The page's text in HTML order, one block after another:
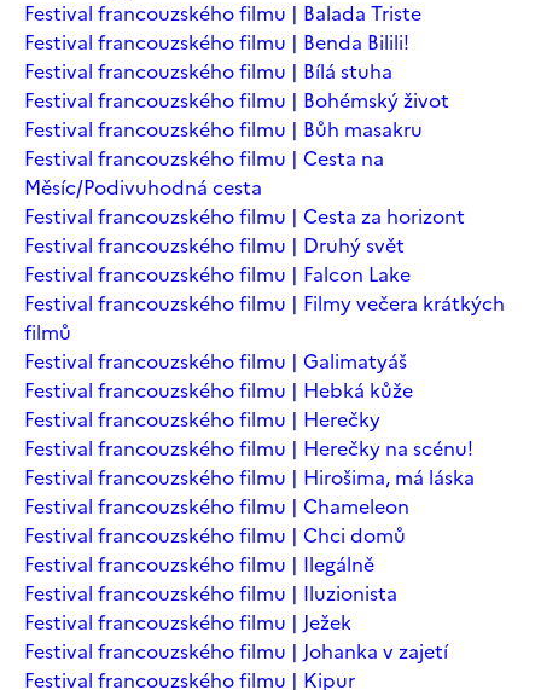
Festival francouzského filmu | Balada Triste
Festival francouzského filmu | Benda Bilili!
Festival francouzského filmu | Bílá stuha
Festival francouzského filmu | Bohémský život
Festival francouzského filmu | Bůh masakru
Festival francouzského filmu | Cesta na
Měsíc/Podivuhodná cesta
Festival francouzského filmu | Cesta za horizont
Festival francouzského filmu | Druhý svět
Festival francouzského filmu | Falcon Lake
Festival francouzského filmu | Filmy večera krátkých
filmů
Festival francouzského filmu | Galimatyáš
Festival francouzského filmu | Hebká kůže
Festival francouzského filmu | Herečky
Festival francouzského filmu | Herečky na scénu!
Festival francouzského filmu | Hirošima, má láska
Festival francouzského filmu | Chameleon
Festival francouzského filmu | Chci domů
Festival francouzského filmu | Ilegálně
Festival francouzského filmu | Iluzionista
Festival francouzského filmu | Ježek
Festival francouzského filmu | Johanka v zajetí
Festival francouzského filmu | Kipur